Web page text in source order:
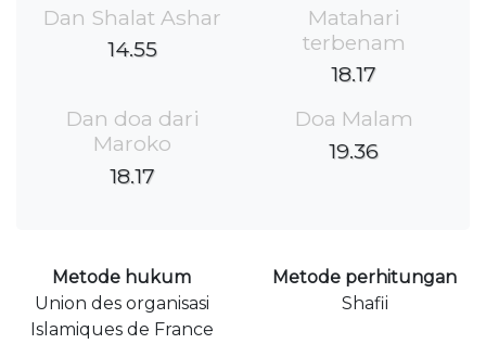
Dan Shalat Ashar
14.55
Matahari
terbenam
18.17
Dan doa dari
Maroko
18.17
Doa Malam
19.36
Metode hukum
Union des organisasi
Islamiques de France
Metode perhitungan
Shafii